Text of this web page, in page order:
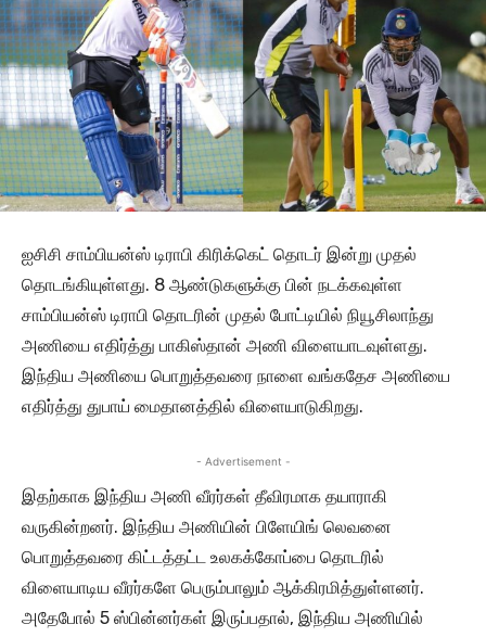
ஐசிசி சாம்பியன்ஸ் டிராபி கிரிக்கெட் தொடர் இன்று முதல்
தொடங்கியுள்ளது. 8 ஆண்டுகளுக்கு பின் நடக்கவுள்ள
சாம்பியன்ஸ் டிராபி தொடரின் முதல் போட்டியில் நியூசிலாந்து
அணியை எதிர்த்து பாகிஸ்தான் அணி விளையாடவுள்ளது.
இந்திய அணியை பொறுத்தவரை நாளை வங்கதேச அணியை
எதிர்த்து துபாய் மைதானத்தில் விளையாடுகிறது.
- Advertisement -
இதற்காக இந்திய அணி வீரர்கள் தீவிரமாக தயாராகி
வருகின்றனர். இந்திய அணியின் பிளேயிங் லெவனை
பொறுத்தவரை கிட்டத்தட்ட உலகக்கோப்பை தொடரில்
விளையாடிய வீரர்களே பெரும்பாலும் ஆக்கிரமித்துள்ளனர்.
அதேபோல் 5 ஸ்பின்னர்கள் இருப்பதால், இந்திய அணியில்